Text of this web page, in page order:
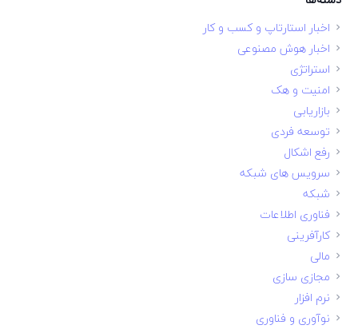
اخبار استارتاپ و کسب و کار
اخبار هوش مصنوعی
استراتژی
امنیت و هک
بازاریابی
توسعه فردی
رفع اشکال
سرویس های شبکه
شبکه
فناوری اطلاعات
کارآفرینی
مالی
مجازی سازی
نرم افزار
نوآوری و فناوری